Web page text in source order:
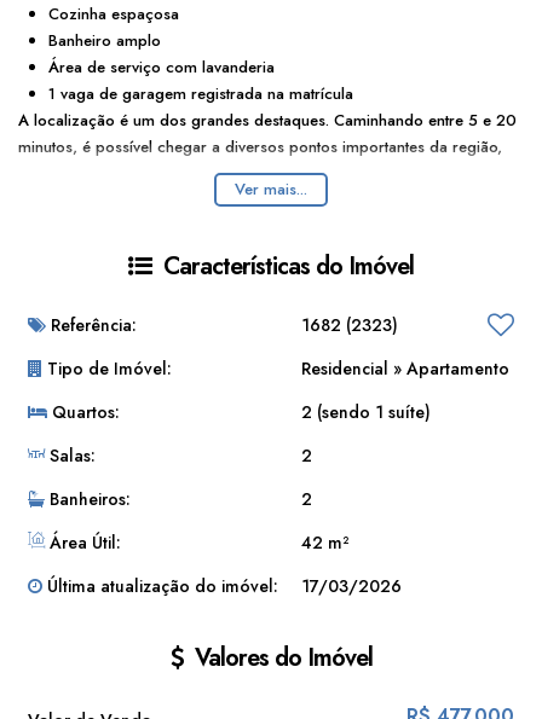
Cozinha espaçosa
Banheiro amplo
Área de serviço com lavanderia
1 vaga de garagem registrada na matrícula
A localização é um dos grandes destaques. Caminhando entre 5 e 20
minutos, é possível chegar a diversos pontos importantes da região,
Estação Santa Cecília,aSanta Casa de Misericórdia
Universidade Presbiteriana Mackenzie
SESC Consolação.
bairrocontacom grandevariedadedecomércios
opçõesgastronômicas
Construído
em 1969, Edifício Guaíba dispõe de
portaria
interfone monitoramento
câmeras24horas
regiõesmais
Ver mais...
Características do Imóvel
Referência: 1682 (2323)
Tipo de Imóvel:
Residencial » Apartamento
Quartos:
2 (sendo 1 suíte)
Salas:
2
Banheiros:
2
Área Útil:
42 m²
Última atualização do imóvel:
17/03/2026
Valores do Imóvel